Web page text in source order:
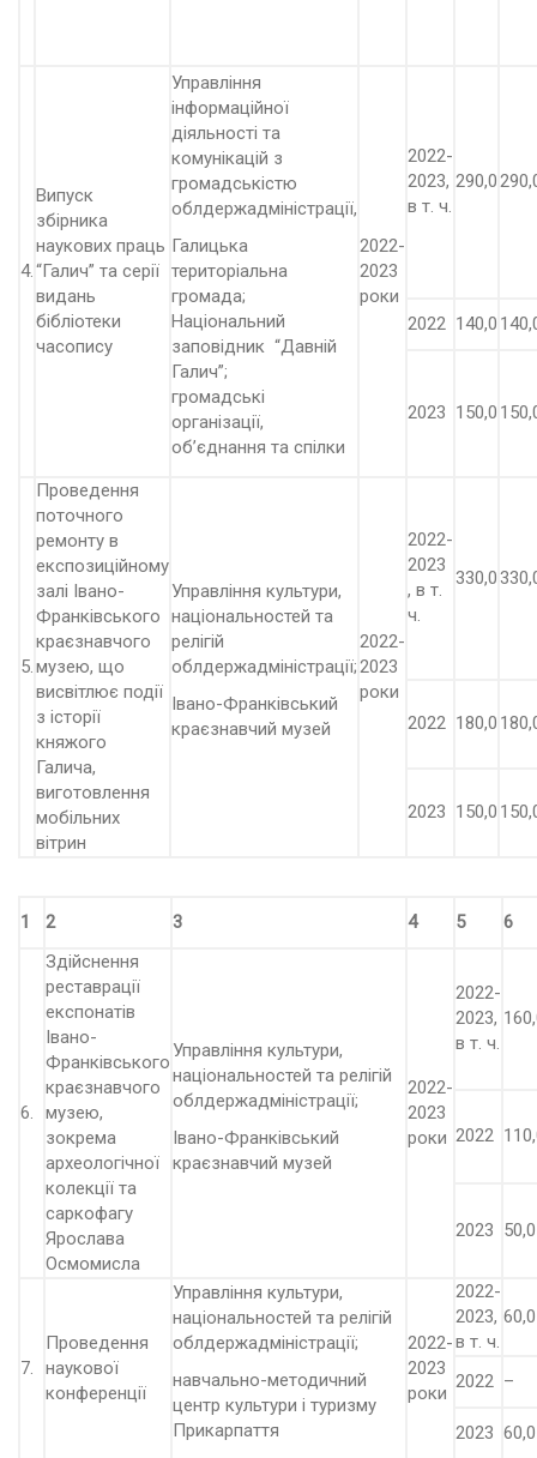
4.
Випуск
збірника
наукових праць
“Галич” та серії
видань
бібліотеки
часопису
Управління
інформаційної
діяльності та
комунікацій з
громадськістю
облдержадміністрації,
Галицька
територіальна
громада;
Національний
заповідник “Давній
Галич”;
громадські
організації,
об’єднання та спілки
2022-
2023
роки
2022-
2023,
в т. ч.
290,0
2022 140,0
2023 150,0
5.
Проведення
поточного
ремонту в
експозиційному
залі Івано-
Франківського
краєзнавчого
музею, що
висвітлює події
з історії
княжого
Галича,
виготовлення
мобільних
вітрин
Управління культури,
національностей та
релігій
облдержадміністрації;
Івано-Франківський
краєзнавчий музей
2022-
2023
роки
2022-
2023
, в т.
ч.
330,0
2022 180,0
2023 150,0
1 2 3 4 5 6
6.
Здійснення
реставрації
експонатів
Івано-
Франківського
краєзнавчого
музею,
зокрема
археологічної
колекції та
саркофагу
Ярослава
Осмомисла
Управління культури,
національностей та релігій
облдержадміністрації;
Івано-Франківський
краєзнавчий музей
2022-
2023
роки
2022-
2023,
в т. ч.
2022
2023 50,0
7.
Проведення
наукової
конференції
Управління культури,
національностей та релігій
облдержадміністрації;
навчально-методичний
центр культури і туризму
Прикарпаття
2022-
2023
роки
2022-
2023,
в т. ч.
60,0
2022 –
2023 60,0